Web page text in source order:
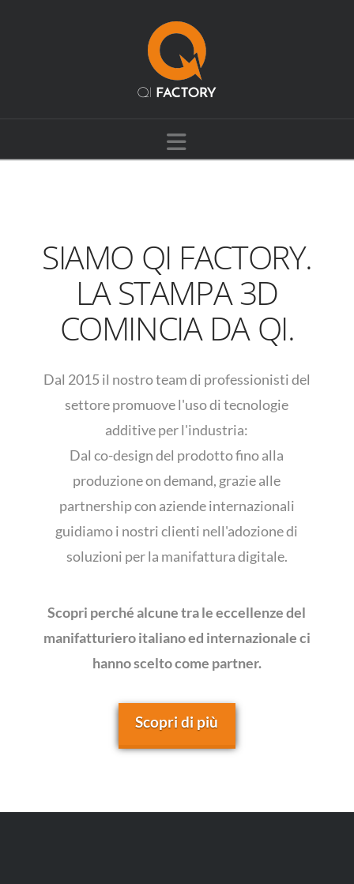
Navigation
SIAMO QI FACTORY.
LA STAMPA 3D
COMINCIA DA QI.
Dal 2015 il nostro team di professionisti del
settore promuove l'uso di tecnologie
additive per l'industria:
Dal co-design del prodotto fino alla
produzione on demand, grazie alle
partnership con aziende internazionali
guidiamo i nostri clienti nell'adozione di
soluzioni per la manifattura digitale.
Scopri perché alcune tra le eccellenze del
manifatturiero italiano ed internazionale ci
hanno scelto come partner.
Scopri di più